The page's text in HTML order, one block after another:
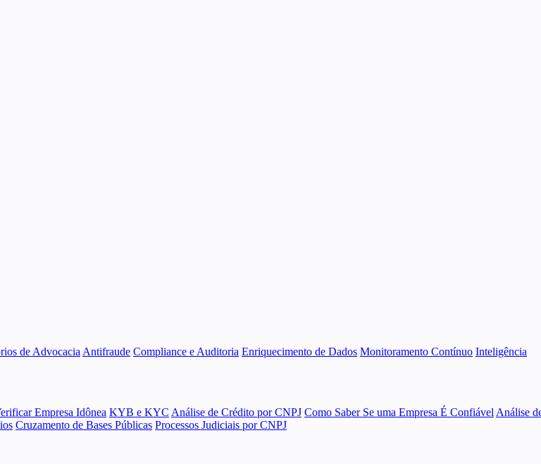
de Advocacia Antifraude Compliance e Auditoria Enriquecimento de Dados Monitoramento Contínuo Inteligência
Empresa Idônea KYB e KYC Análise de Crédito por CNPJ Como Saber Se uma Empresa É Confiável Análise
Cruzamento de Bases Públicas Processos Judiciais por CNPJ